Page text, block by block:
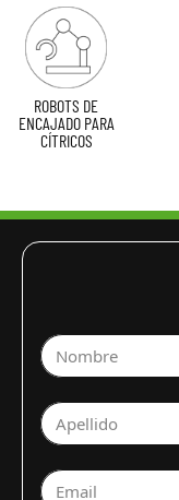
ROBOTS DE
ENCAJADO PARA
CÍTRICOS
Nombre
Apellido
Email